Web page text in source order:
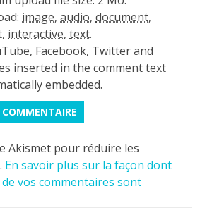
image, audio, document,
, interactive, text.
Facebook, Twitter and
inserted in the comment text
embedded.
Akismet pour réduire les
En savoir plus sur la façon dont
vos commentaires sont